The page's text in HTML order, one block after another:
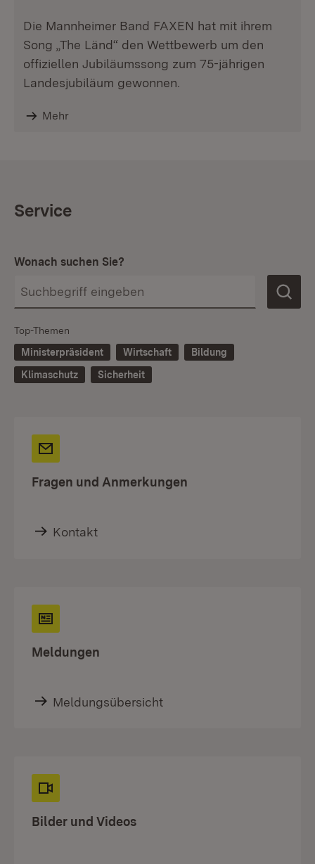
Die Mannheimer Band FAXEN hat mit ihrem
Song „The Länd“ den Wettbewerb um den
offiziellen Jubiläumssong zum 75-jährigen
Landesjubiläum gewonnen.
Mehr
Service
Wonach suchen Sie?
Top-Themen
Ministerpräsident
Wirtschaft
Bildung
Klimaschutz
Sicherheit
Fragen und Anmerkungen
Kontakt
Meldungen
Meldungsübersicht
Bilder und Videos